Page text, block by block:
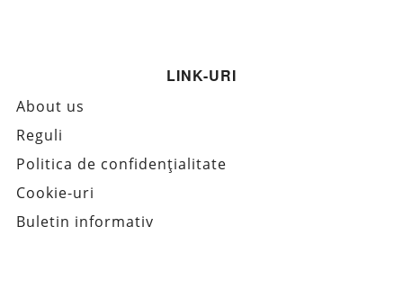
LINK-URI
About us
Reguli
Politica de confidențialitate
Cookie-uri
Buletin informativ